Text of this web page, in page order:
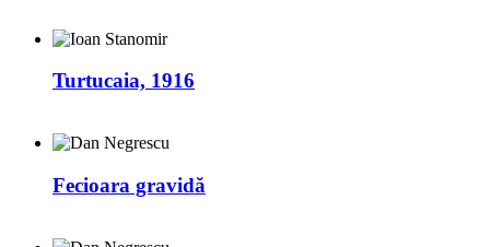
Turtucaia, 1916
Fecioara gravidă